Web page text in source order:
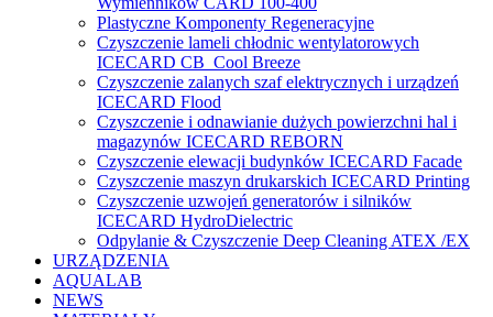
Plastyczne Komponenty Regeneracyjne
Czyszczenie lameli chłodnic wentylatorowych
ICECARD CB Cool Breeze
Czyszczenie zalanych szaf elektrycznych i urządzeń
ICECARD Flood
Czyszczenie i odnawianie dużych powierzchni hal i
magazynów ICECARD REBORN
Czyszczenie elewacji budynków ICECARD Facade
Czyszczenie maszyn drukarskich ICECARD Printing
Czyszczenie uzwojeń generatorów i silników
ICECARD HydroDielectric
Odpylanie & Czyszczenie Deep Cleaning ATEX /EX
URZĄDZENIA
AQUALAB
NEWS